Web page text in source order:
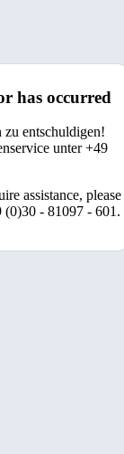
has occurred
entschuldigen!
unter +49
assistance, please
(0)30 - 81097 - 601.